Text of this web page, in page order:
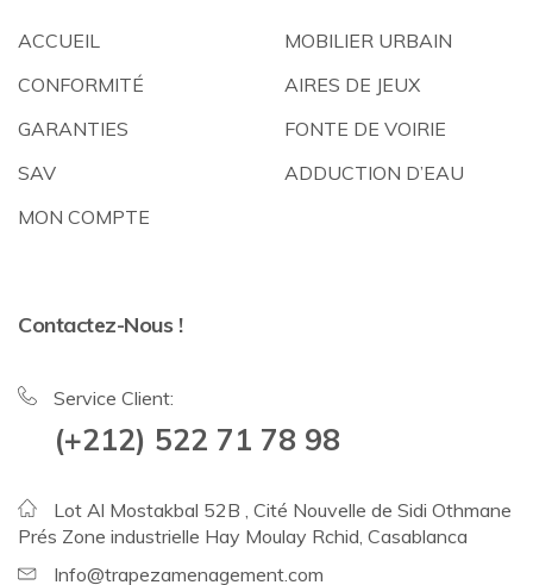
ACCUEIL
CONFORMITÉ
GARANTIES
SAV
MON COMPTE
MOBILIER URBAIN
AIRES DE JEUX
FONTE DE VOIRIE
ADDUCTION D’EAU
Contactez-Nous !
Service Client:
(+212) 522 71 78 98
Lot Al Mostakbal 52B , Cité Nouvelle de Sidi Othmane
Prés Zone industrielle Hay Moulay Rchid, Casablanca
Info@trapezamenagement.com